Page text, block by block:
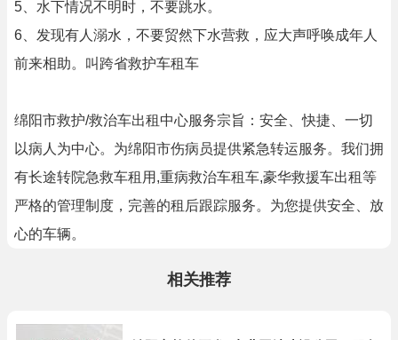
5、水下情况不明时，不要跳水。
6、发现有人溺水，不要贸然下水营救，应大声呼唤成年人
前来相助。叫跨省救护车租车
绵阳市救护/救治车出租中心服务宗旨：安全、快捷、一切
以病人为中心。为绵阳市伤病员提供紧急转运服务。我们拥
有长途转院急救车租用,重病救治车租车,豪华救援车出租等
严格的管理制度，完善的租后跟踪服务。为您提供安全、放
心的车辆。
相关推荐